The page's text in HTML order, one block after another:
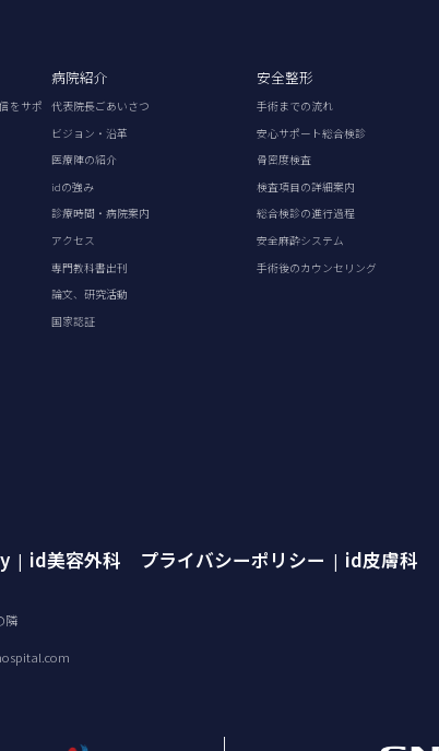
をサポ
病院紹介
代表院長ごあいさつ
ビジョン・沿革
医療陣の紹介
idの強み
診療時間・病院案内
アクセス
専門教科書出刊
論文、研究活動
国家認証
安全整形
手術までの流れ
安心サポート総合検診
骨密度検査
検査項目の詳細案内
総合検診の進行過程
安全麻酔システム
手術後のカウンセリング
| id美容外科 プライバシーポリシー | id皮膚科
隣